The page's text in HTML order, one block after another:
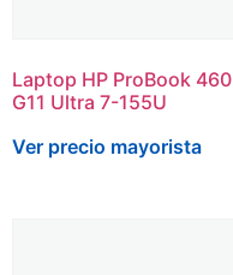
Laptop HP ProBook 460
G11 Ultra 7-155U
Ver precio mayorista